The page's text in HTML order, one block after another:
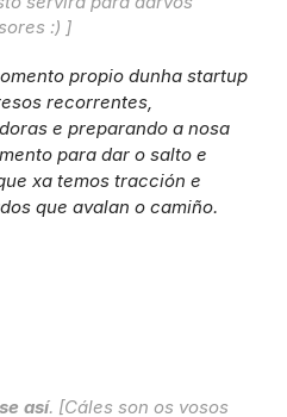
:) ]
propio dunha startup
recorrentes,
e preparando a nosa
para dar o salto e
xa temos tracción e
que avalan o camiño.
así. [Cáles son os vosos